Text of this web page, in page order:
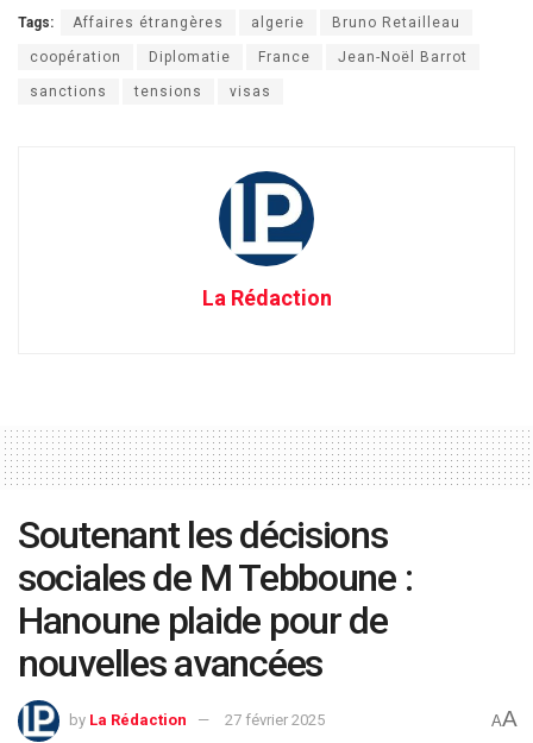
Tags: Affaires étrangères algerie Bruno Retailleau
coopération Diplomatie France Jean-Noël Barrot
sanctions tensions visas
La Rédaction
Soutenant les décisions
sociales de M Tebboune :
Hanoune plaide pour de
nouvelles avancées
by La Rédaction 27 février 2025 AA